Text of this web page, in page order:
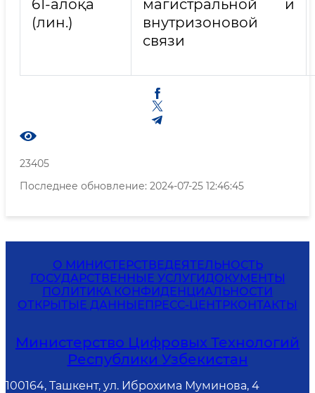
61-алоқа
(лин.)
магистральной и
внутризоновой
связи
23405
Последнее обновление: 2024-07-25 12:46:45
О МИНИСТЕРСТВЕДЕЯТЕЛЬНОСТЬ
ГОСУДАРСТВЕННЫЕ УСЛУГИДОКУМЕНТЫ
ПОЛИТИКА КОНФИДЕНЦИАЛЬНОСТИ
ОТКРЫТЫЕ ДАННЫЕПРЕСС-ЦЕНТРКОНТАКТЫ
Министерство Цифровых Технологий
Республики Узбекистан
100164, Ташкент, ул. Иброхима Муминова, 4